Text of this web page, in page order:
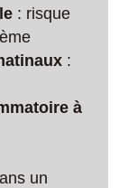
: risque
:
à
un